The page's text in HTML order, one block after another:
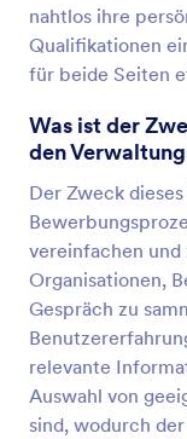
nahtlos ihre
Qualifikationen
für beide Seiten
Was ist der
den
Der Zweck
vereinfachen
Organisationen,
Gespräch zu
relevante
Auswahl von
sind, wodurch